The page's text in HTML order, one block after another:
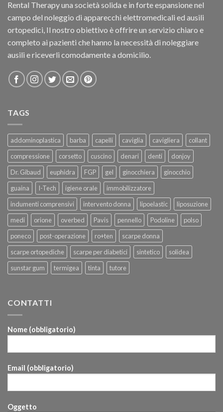
Rental Therapy una società solida e in forte espansione nel
campo del noleggio di apparecchi elettromedicali ed ausili
ortopedici, Il nostro obiettivo è offrire un servizio chiaro e
completo ai pazienti che hanno la necessità di noleggiare
ausili e riceverli comodamente a domicilio.
TAGS
addominoplastica barba capelli caviglia cavigliera
collant
compressione
corsetto cuscino denari denti
donjoy
Dr. Gibaud
euphidra FGP gel ginocchiera
ginocchio
guaina
I-Tech igiene orale
immobilizzatore
indumenti comprensivi
intervento donna lipoelastic
liposuzione
medi
orione overbed Pavis pennello Podoline
polso
poneco
post-operazione ro+ten
scarpe donna
scarpe ortopediche
scarpe per diabetici sintetico
solidea
sunstar gum
termigea tinta tutore
CONTATTI
Nome (obbligatorio)
Email (obbligatorio)
Oggetto